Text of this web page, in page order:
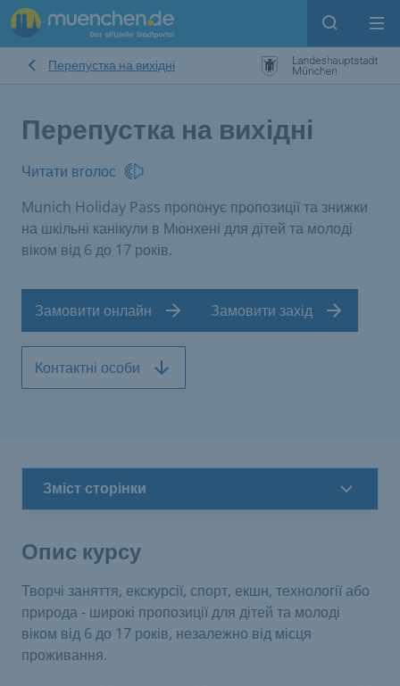
Open
Перепустка на вихідні
Перепустка на вихідні
Читати вголос
Munich Holiday Pass пропонує пропозиції та знижки
на шкільні канікули в Мюнхені для дітей та молоді
віком від 6 до 17 років.
Замовити онлайн Замовити захід
Контактні особи
Зміст сторінки
Опис курсу
Творчі заняття, екскурсії, спорт, екшн, технології або
природа - широкі пропозиції для дітей та молоді
віком від 6 до 17 років, незалежно від місця
проживання.